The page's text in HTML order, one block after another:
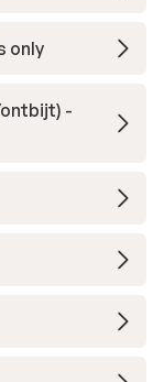
only
-